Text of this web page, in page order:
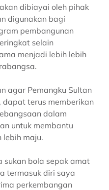
dibiayai oleh pihak
digunakan bagi
pembangunan
selain
menjadi lebih lebih
agar Pemangku Sultan
dapat terus memberikan
dalam
untuk membantu
lebih maju.
sukan bola sepak amat
termasuk diri saya
perkembangan